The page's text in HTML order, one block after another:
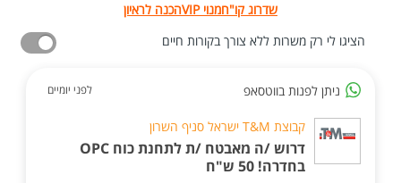
שדרוג קו"חמנוי VIP
הכנה לראיון
הציגו לי רק משרות ללא צורך בקורות חיים
ניתן לפנות בווטסאפ לפני יומיים
קבוצת T&M ישראל סניף השרון
דרוש /ה מאבטח /ת לתחנת כוח OPC
בחדרה! 50 ש"ח